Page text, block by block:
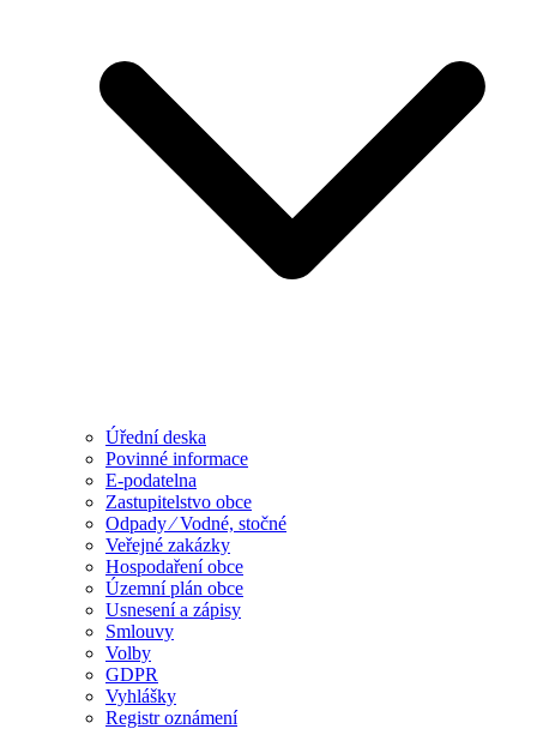
Úřední deska
Povinné informace
E-podatelna
Zastupitelstvo obce
Odpady ⁄ Vodné, stočné
Veřejné zakázky
Hospodaření obce
Územní plán obce
Usnesení a zápisy
Smlouvy
Volby
GDPR
Vyhlášky
Registr oznámení